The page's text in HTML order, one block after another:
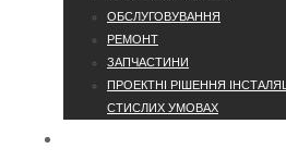
ОБСЛУГОВУВАННЯ
РЕМОНТ
ЗАПЧАСТИНИ
ПРОЕКТНІ РІШЕННЯ
СТИСЛИХ УМОВАХ